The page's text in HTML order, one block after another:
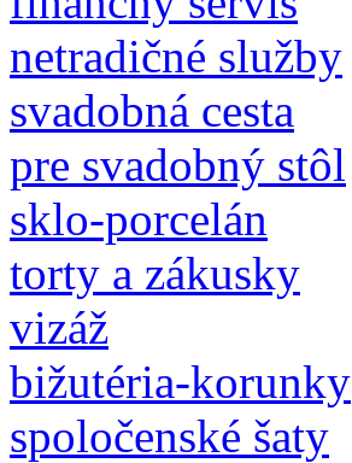
netradičné služby
svadobná cesta
pre svadobný stôl
sklo-porcelán
torty a zákusky
vizáž
bižutéria-korunky
spoločenské šaty